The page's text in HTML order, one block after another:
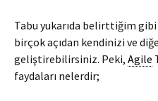
Tabu yukarıda belirttiğim
birçok açıdan kendinizi ve
geliştirebilirsiniz. Peki, Agile
faydaları nelerdir;